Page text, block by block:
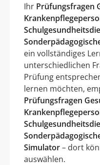
Ihr Prüfungsfragen
ein vollständiges
unterschiedlichen
Prüfung
lernen möchten,
Prüfungsfragen
Simulator– dort
auswählen.